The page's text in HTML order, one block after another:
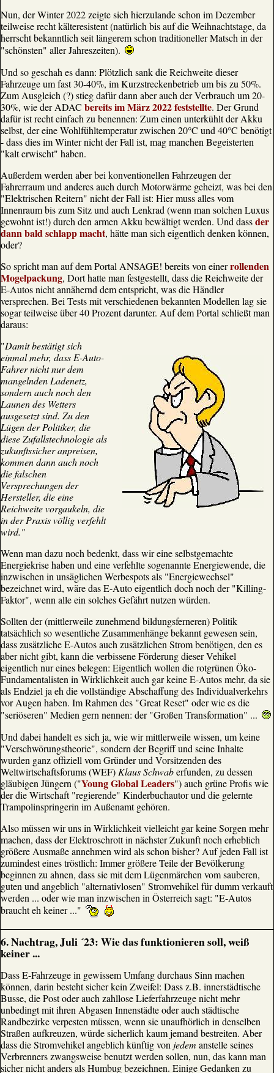
Nun, der Winter 2022 zeigte sich hierzulande schon im Dezember
teilweise recht kälteresistent (natürlich bis auf die Weihnachtstage, da
herrscht bekanntlich seit längerem schon traditioneller Matsch in der
"schönsten" aller Jahreszeiten).
Und so geschah es dann: Plötzlich sank die Reichweite dieser
Fahrzeuge um fast 30-40%, im Kurzstreckenbetrieb um bis zu 50%.
Zum Ausgleich (?) stieg dafür dann aber auch der Verbrauch um 20-
30%, wie der ADAC bereits im März 2022 feststellte. Der Grund
dafür ist recht einfach zu benennen: Zum einen unterkühlt der Akku
selbst, der eine Wohlfühltemperatur zwischen 20°C und 40°C benötigt
- dass dies im Winter nicht der Fall ist, mag manchen Begeisterten
"kalt erwischt" haben.
Außerdem werden aber bei konventionellen Fahrzeugen der
Fahrerraum und anderes auch durch Motorwärme geheizt, was bei den
"Elektrischen Reitern" nicht der Fall ist: Hier muss alles vom
Innenraum bis zum Sitz und auch Lenkrad (wenn man solchen Luxus
gewohnt ist!) durch den armen Akku bewältigt werden. Und dassder
dann bald schlapp macht, hätte man sich eigentlich denken können,
oder?
So spricht man auf dem Portal ANSAGE! bereits von einerrollenden
Mogelpackung, Dort hatte man festgestellt, dass die Reichweite der
E-Autos nicht annähernd dem entspricht, was die Händler
versprechen. Bei Tests mit verschiedenen bekannten Modellen lag sie
sogar teilweise über 40 Prozent darunter. Auf dem Portal schließt man
daraus:
"Damit bestätigt sich
einmal mehr, dass E-Auto-
Fahrer nicht nur dem
mangelnden Ladenetz,
sondern auch noch den
Launen des Wetters
ausgesetzt sind. Zu den
Lügen der Politiker, die
diese Zufallstechnologie als
zukunftssicher anpreisen,
kommen dann auch noch
die falschen
Versprechungen der
Hersteller, die eine
Reichweite vorgaukeln, die
in der Praxis völlig verfehlt
wird."
Wenn man dazu noch bedenkt, dass wir eine selbstgemachte
Energiekrise haben und eine verfehlte sogenannte Energiewende, die
inzwischen in unsäglichen Werbespots als "Energiewechsel"
bezeichnet wird, wäre das E-Auto eigentlich doch noch der "Killing-
Faktor", wenn alle ein solches Gefährt nutzen würden.
Sollten der (mittlerweile zunehmend bildungsferneren) Politik
tatsächlich so wesentliche Zusammenhänge bekannt gewesen sein,
dass zusätzliche E-Autos auch zusätzlichen Strom benötigen, den es
aber nicht gibt, kann die verbissene Förderung dieser Vehikel
eigentlich nur eines belegen: Eigentlich wollen die rotgrünen Öko-
Fundamentalisten in Wirklichkeit auch gar keine E-Autos mehr, da sie
als Endziel ja eh die vollständige Abschaffung des Individualverkehrs
vor Augen haben. Im Rahmen des "Great Reset" oder wie es die
"seriöseren" Medien gern nennen: der "Großen Transformation" ...
Und dabei handelt es sich ja, wie wir mittlerweile wissen, um keine
"Verschwörungstheorie", sondern der Begriff und seine Inhalte
wurden ganz offiziell vom Gründer und Vorsitzenden des
Weltwirtschaftsforums (WEF) Klaus Schwaberfunden, zu dessen
gläubigen Jüngern ("Young Global Leaders") auch grüne Profis wie
der die Wirtschaft "regierende" Kinderbuchautor und die gelernte
Trampolinspringerin im Außenamt gehören.
Also müssen wir uns in Wirklichkeit vielleicht gar keine Sorgen mehr
machen, dass der Elektroschrott in nächster Zukunft noch erheblich
größere Ausmaße annehmen wird als schon bisher? Auf jeden Fall ist
zumindest eines tröstlich: Immer größere Teile der Bevölkerung
beginnen zu ahnen, dass sie mit dem Lügenmärchen vom sauberen,
guten und angeblich "alternativlosen" Stromvehikel für dumm verkauft
werden ... oder wie man inzwischen in Österreich sagt: "E-Autos
braucht eh keiner ..."
6. Nachtrag, Juli ´23: Wie das funktionieren soll, weiß
keiner ...
Dass E-Fahrzeuge in gewissem Umfang durchaus Sinn machen
können, darin besteht sicher kein Zweifel: Dass z.B. innerstädtische
Busse, die Post oder auch zahllose Lieferfahrzeuge nicht mehr
unbedingt mit ihren Abgasen Innenstädte oder auch städtische
Randbezirke verpesten müssen, wenn sie unaufhörlich in denselben
Straßen aufkreuzen, würde sicherlich kaum jemand bestreiten. Aber
dass die Stromvehikel angeblich künftig von jedem anstelle seines
Verbrenners zwangsweise benutzt werden sollen, nun, das kann man
sicher nicht anders als Humbug bezeichnen. Einige Gedanken zu